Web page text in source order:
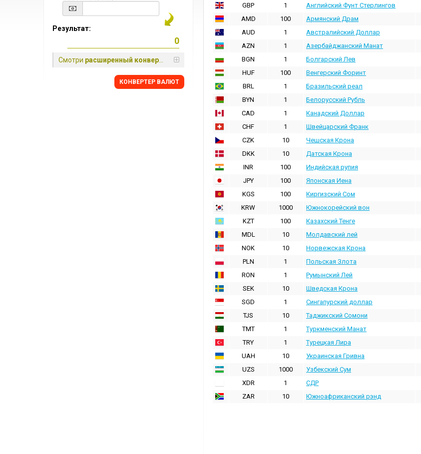
GBP
1 Английский Фунт Стерлингов
AMD
100 Армянский Драм
AUD
1 Австралийский Доллар
AZN
1 Азербайджанский Манат
BGN
1 Болгарский Лев
HUF
100 Венгерский Форинт
BRL
1 Бразильский реал
BYN
1 Белорусский Рубль
CAD
1 Канадский Доллар
CHF
1 Швейцарский Франк
CZK
10 Чешская Крона
DKK
10 Датская Крона
INR
100 Индийская pупия
JPY
100 Японская Иена
KGS
100 Киргизский Сом
KRW
1000 Южнокорейский вон
KZT
100 Казахский Тенге
MDL
10 Молдавский лей
NOK
10 Норвежская Крона
PLN
1 Польская Злота
RON
1 Румынский Лей
SEK
10 Шведская Крона
SGD
1 Сингапурский доллар
TJS
10 Таджикский Сомони
TMT
1 Туркменский Манат
TRY
1 Турецкая Лира
UAH
10 Украинская Гривна
UZS
1000 Узбекский Сум
XDR
1 СДР
ZAR
10 Южноафриканский рэнд
Результат:
Смотри расширенный конвертер
КОНВЕРТЕР ВАЛЮТ